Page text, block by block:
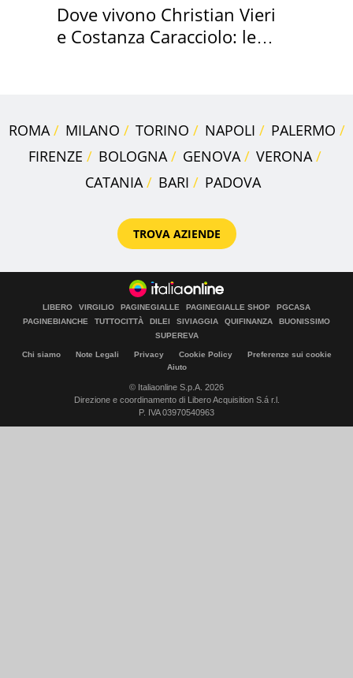
Dove vivono Christian Vieri
e Costanza Caracciolo: le
ROMA MILANO TORINO NAPOLI
PALERMO
FIRENZE
BOLOGNA GENOVA
VERONA
CATANIA
BARI PADOVA
TROVA AZIENDE
LIBERO VIRGILIO PAGINEGIALLE PAGINEGIALLE SHOP
PGCASA
PAGINEBIANCHE
TUTTOCITTÀ DILEI SIVIAGGIA QUIFINANZA
BUONISSIMO
SUPEREVA
Chi siamo Note Legali Privacy Cookie Policy
Preferenze sui cookie
Aiuto
© Italiaonline S.p.A. 2026
Direzione e coordinamento di Libero Acquisition S.á r.l.
P. IVA 03970540963